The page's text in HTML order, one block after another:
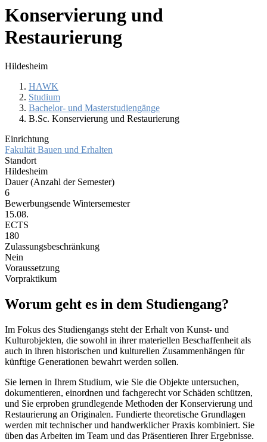
Konservierung und
Restaurierung
Hildesheim
Pfadnavigation
HAWK
Studium
Bachelor- und Masterstudiengänge
B.Sc. Konservierung und Restaurierung
Einrichtung
Fakultät Bauen und Erhalten
Standort
Hildesheim
Dauer (Anzahl der Semester)
6
Bewerbungsende Wintersemester
15.08.
ECTS
180
Zulassungsbeschränkung
Nein
Voraussetzung
Vorpraktikum
Worum geht es in dem Studiengang?
Im Fokus des Studiengangs steht der Erhalt von Kunst- und
Kulturobjekten, die sowohl in ihrer materiellen Beschaffenheit als
auch in ihren historischen und kulturellen Zusammenhängen für
künftige Generationen bewahrt werden sollen.
Sie lernen in Ihrem Studium, wie Sie die Objekte untersuchen,
dokumentieren, einordnen und fachgerecht vor Schäden schützen,
und Sie erproben grundlegende Methoden der Konservierung und
Restaurierung an Originalen. Fundierte theoretische Grundlagen
werden mit technischer und handwerklicher Praxis kombiniert. Sie
üben das Arbeiten im Team und das Präsentieren Ihrer Ergebnisse.